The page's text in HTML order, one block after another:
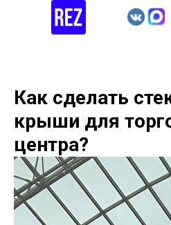
Как сделать
крыши для
центра?